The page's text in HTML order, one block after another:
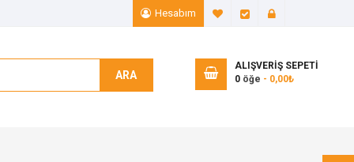
Hesabım A. Listem (0)
Ödeme
ARA
ALIŞVERIŞ SEPETI
0 öğe - 0,00₺